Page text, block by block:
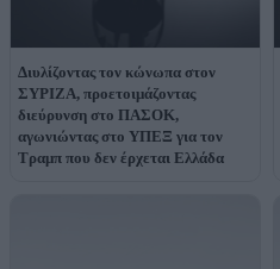
Διυλίζοντας τον κώνωπα στον
ΣΥΡΙΖΑ, προετοιμάζοντας
διεύρυνση στο ΠΑΣΟΚ,
αγωνιώντας στο ΥΠΕΞ για τον
Τραμπ που δεν έρχεται Ελλάδα